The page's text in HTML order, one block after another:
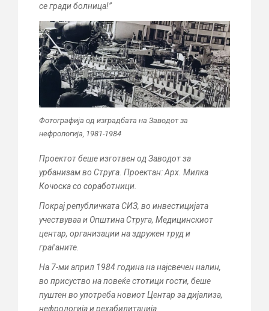
се гради болница!’’
Фотографија од изградбата на Заводот за
нефрологија, 1981-1984
Проектот беше изготвен од Заводот за
урбанизам во Струга. Проектан: Арх. Милка
Кочоска со соработници.
Покрај републичката СИЗ, во инвестицијата
учествуваа и Општина Струга, Медицинскиот
центар, организации на здружен труд и
граѓаните.
На 7-ми април 1984 година на најсвечен налин,
во присуство на повеќе стотици гости, беше
пуштен во употреба новиот Центар за дијализа,
нефрологија и рехабилитација.